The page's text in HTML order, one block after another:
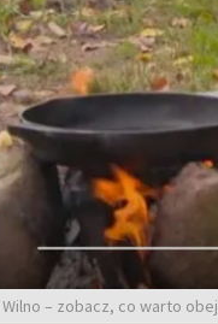
Wilno – zobacz, co warto